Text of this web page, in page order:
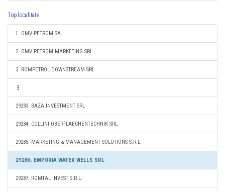
Top localitate
1. OMV PETROM SA
2. OMV PETROM MARKETING SRL
3. ROMPETROL DOWNSTREAM SRL
29283. BAZA INVESTMENT SRL
29284. COLLINI OBERFLAECHENTECHNIK SRL
29285. MARKETING & MANAGEMENT SOLUTIONS S.R.L.
29286. EMPORIA WATER WELLS SRL
29287. ROMTAL INVEST S.R.L.